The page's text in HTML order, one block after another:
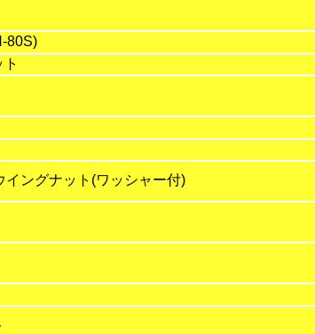
80S)
ングナット(ワッシャー付)